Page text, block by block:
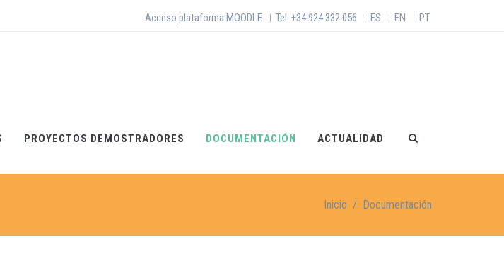
Acceso plataforma MOODLE | Tel. +34 924 332 056 | ES | EN | PT
PROYECTOS DEMOSTRADORES DOCUMENTACIÓN ACTUALIDAD
Inicio / Documentación